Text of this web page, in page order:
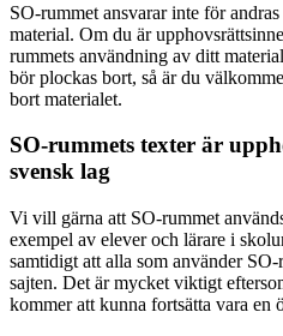
SO-rummet ansvarar inte för
material. Om du är
rummets användning av ditt
bör plockas bort, så är du
bort materialet.
SO-rummets texter är
svensk lag
Vi vill gärna att SO-rummet
exempel av elever och lärare i
samtidigt att alla som använder
sajten. Det är mycket viktigt
kommer att kunna fortsätta vara en